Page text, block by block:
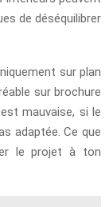
de déséquilibrer
sur plan
sur brochure
mauvaise, si le
adaptée. Ce que
le projet à ton